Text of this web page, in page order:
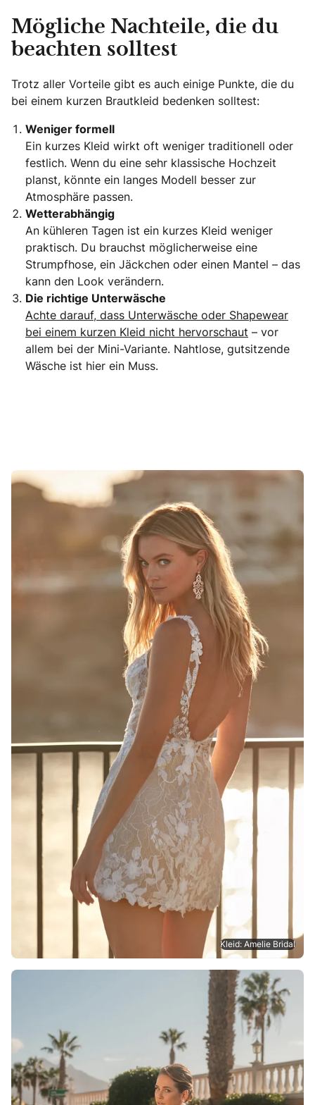
Mögliche Nachteile, die du
beachten solltest
Trotz aller Vorteile gibt es auch einige Punkte, die du
bei einem kurzen Brautkleid bedenken solltest:
Weniger formell
Ein kurzes Kleid wirkt oft weniger traditionell oder
festlich. Wenn du eine sehr klassische Hochzeit
planst, könnte ein langes Modell besser zur
Atmosphäre passen.
Wetterabhängig
An kühleren Tagen ist ein kurzes Kleid weniger
praktisch. Du brauchst möglicherweise eine
Strumpfhose, ein Jäckchen oder einen Mantel – das
kann den Look verändern.
Die richtige Unterwäsche
Achte darauf, dass Unterwäsche oder Shapewear
bei einem kurzen Kleid nicht hervorschaut – vor
allem bei der Mini-Variante. Nahtlose, gutsitzende
Wäsche ist hier ein Muss.
Kleid: Amelie Bridal